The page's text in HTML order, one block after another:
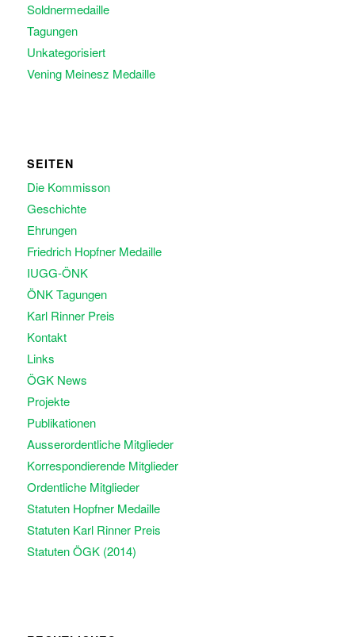
Soldnermedaille
Tagungen
Unkategorisiert
Vening Meinesz Medaille
SEITEN
Die Kommisson
Geschichte
Ehrungen
Friedrich Hopfner Medaille
IUGG-ÖNK
ÖNK Tagungen
Karl Rinner Preis
Kontakt
Links
ÖGK News
Projekte
Publikationen
Ausserordentliche Mitglieder
Korrespondierende Mitglieder
Ordentliche Mitglieder
Statuten Hopfner Medaille
Statuten Karl Rinner Preis
Statuten ÖGK (2014)